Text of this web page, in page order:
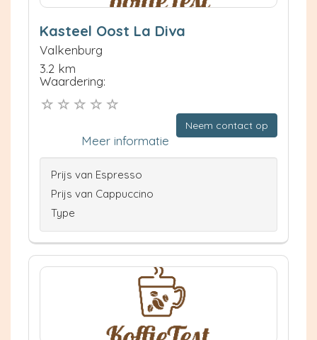
Kasteel Oost La Diva
Valkenburg
3.2 km
Waardering:
Neem contact op
Meer informatie
Prijs van Espresso
Prijs van Cappuccino
Type